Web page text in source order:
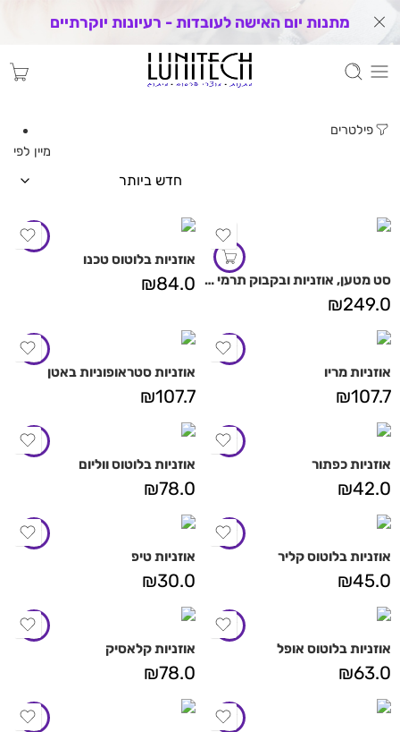
מתנות יום האישה לעובדות - רעיונות יוקרתיים
פילטרים
מיין לפי
סט מטען, אוזניות ובקבוק תרמי פריים
₪249.0
אוזניות בלוטוס טכנו
₪84.0
אוזניות מריו
₪107.7
אוזניות סטראופוניות באטן
₪107.7
אוזניות כפתור
₪42.0
אוזניות בלוטוס ווליום
₪78.0
אוזניות בלוטוס קליר
₪45.0
אוזניות טיפ
₪30.0
אוזניות בלוטוס אופל
₪63.0
אוזניות קלאסיק
₪78.0